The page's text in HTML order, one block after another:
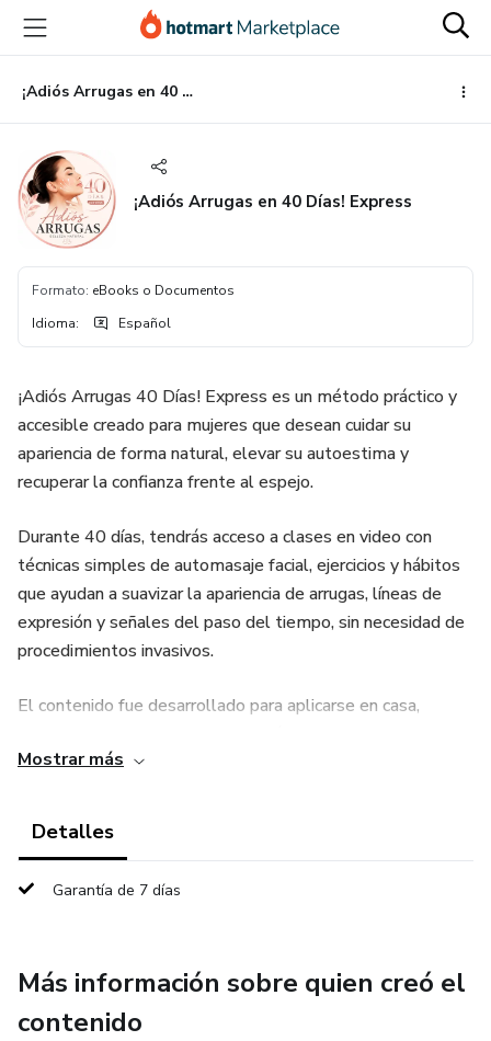
principal
página
de
página
¡Adiós Arrugas en 40 Días! Express
¡Adiós Arrugas en 40 Días! Express
Formato: eBooks o Documentos
Idioma: Español
¡Adiós Arrugas 40 Días! Express es un método práctico y
accesible creado para mujeres que desean cuidar su
apariencia de forma natural, elevar su autoestima y
recuperar la confianza frente al espejo.
Durante 40 días, tendrás acceso a clases en video con
técnicas simples de automasaje facial, ejercicios y hábitos
que ayudan a suavizar la apariencia de arrugas, líneas de
expresión y señales del paso del tiempo, sin necesidad de
procedimientos invasivos.
El contenido fue desarrollado para aplicarse en casa,
antes. Todo explicado de manera clara, directa y fácil de
Mostrar más
Detalles
Garantía de 7 días
Más información sobre quien creó el
contenido